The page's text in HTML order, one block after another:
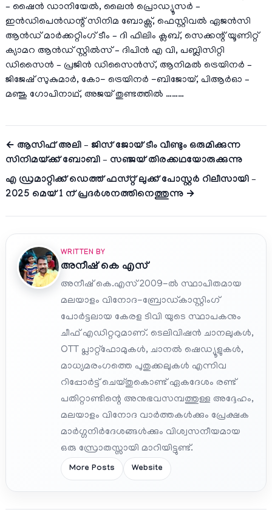
– ഷൈൻ ഡാനിയേൽ, ലൈൻ പ്രൊഡ്യൂസർ –
ഇൻഡിപെൻഡന്റ് സിനിമ ബോക്സ്‌, ഫെസ്റ്റിവൽ ഏജൻസി
ആൻഡ് മാർക്കറ്റിംഗ് ടീം – ദി ഫിലിം ക്ലബ്‌, സെക്കന്റ്‌ യൂണിറ്റ്
ക്യാമറ ആൻഡ് സ്റ്റിൽസ് – ദിപിൻ എ വി, പബ്ലിസിറ്റി
ഡിസൈൻ – പ്രജിൻ ഡിസൈൻസ്, ആനിമൽ ട്രെയിനർ –
ജിജേഷ് സുകുമാർ, കോ- ട്രെയിനർ -ബിജോയ്‌, പിആർഓ –
മഞ്ജു ഗോപിനാഥ്, അജയ് തുണ്ടത്തിൽ ………
← ആസിഫ് അലി – ജിസ് ജോയ് ടീം വീണ്ടും ഒരുമിക്കുന്ന
സിനിമയ്ക്ക് ബോബി – സഞ്ജയ് തിരക്കഥയോരുക്കുന്നു
എ ഡ്രമാറ്റിക്ക് ഡെത്ത് ഫസ്റ്റ് ലുക്ക് പോസ്റ്റർ റിലീസായി –
2025 മെയ് 1 ന് പ്രദർശനത്തിനെത്തുന്നു →
WRITTEN BY
അനീഷ്‌ കെ എസ്
അനീഷ് കെ.എസ് 2009-ൽ സ്ഥാപിതമായ
മലയാളം വിനോദ-ബ്രോഡ്കാസ്റ്റിംഗ്
പോർട്ടലായ കേരള ടിവി യുടെ സ്ഥാപകനും
ചീഫ് എഡിറ്ററുമാണ്. ടെലിവിഷൻ ചാനലുകൾ,
OTT പ്ലാറ്റ്‌ഫോമുകൾ, ചാനൽ ഷെഡ്യൂളുകൾ,
മാധ്യമരംഗത്തെ പുതുക്കലുകൾ എന്നിവ
റിപ്പോർട്ട് ചെയ്തുകൊണ്ട് ഏകദേശം രണ്ട്
പതിറ്റാണ്ടിന്റെ അനുഭവസമ്പത്തുള്ള അദ്ദേഹം,
മലയാളം വിനോദ വാർത്തകൾക്കും പ്രേക്ഷക
മാർഗ്ഗനിർദേശങ്ങൾക്കും വിശ്വസനീയമായ
ഒരു സ്രോതസ്സായി മാറിയിട്ടുണ്ട്.
More Posts Website